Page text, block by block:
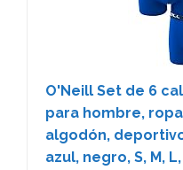
O'Neill Set de 6
para hombre,
algodón,
azul, negro, S, M, L,